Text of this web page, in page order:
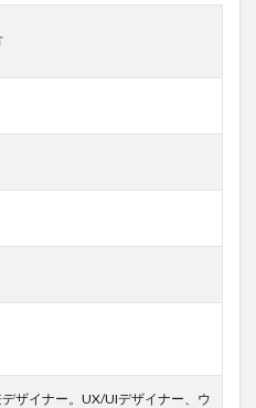
ザイナー。UX/UIデザイナー、ウ